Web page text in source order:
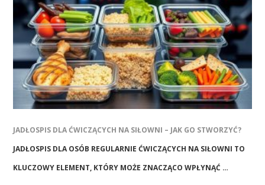
JADŁOSPIS DLA ĆWICZĄCYCH NA SIŁOWNI – JAK GO STWORZYĆ?
JADŁOSPIS DLA OSÓB REGULARNIE ĆWICZĄCYCH NA SIŁOWNI TO
KLUCZOWY ELEMENT, KTÓRY MOŻE ZNACZĄCO WPŁYNĄĆ …